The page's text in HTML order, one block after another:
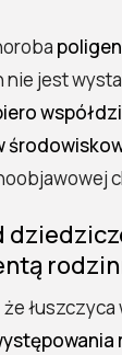
jest